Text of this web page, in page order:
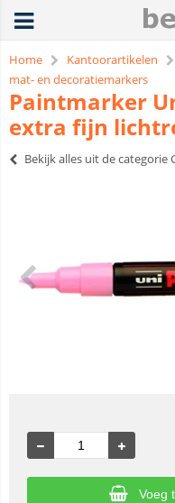
Home Kantoorartikelen
mat- en decoratiemarkers
Paintmarker
extra fijn
Bekijk alles uit de categorie
Voeg